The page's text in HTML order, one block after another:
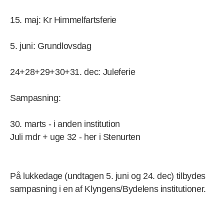
15. maj: Kr Himmelfartsferie
5. juni: Grundlovsdag
24+28+29+30+31. dec: Juleferie
Sampasning:
30. marts - i anden institution
Juli mdr + uge 32 - her i Stenurten
På lukkedage (undtagen 5. juni og 24. dec) tilbydes
sampasning i en af Klyngens/Bydelens institutioner.